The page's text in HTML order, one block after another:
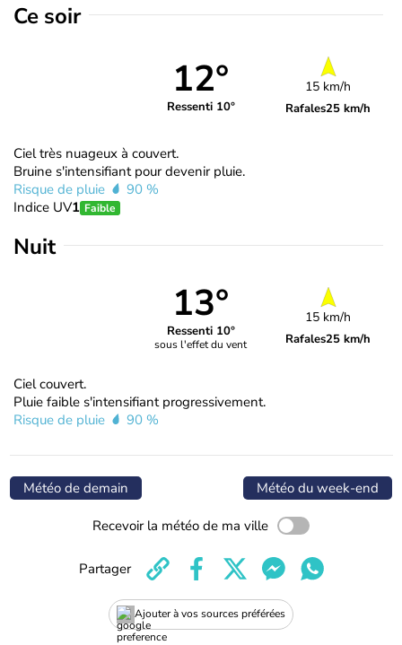
Ce soir
12°
Ressenti 10°
15 km/h
Rafales25 km/h
Ciel très nuageux à couvert.
Bruine s'intensifiant pour devenir pluie.
Risque de pluie
90 %
Indice UV1 Faible
Nuit
13°
Ressenti 10°
sous l'effet du vent
15 km/h
Rafales25 km/h
Ciel couvert.
Pluie faible s'intensifiant progressivement.
Risque de pluie
90 %
Météo de demain Météo du week-end
Recevoir la météo de ma ville
Ajouter à vos sources préférées
Partager